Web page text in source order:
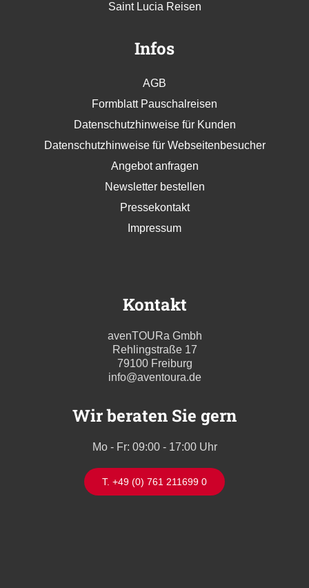
Saint Lucia Reisen
Infos
AGB
Formblatt Pauschalreisen
Datenschutzhinweise für Kunden
Datenschutzhinweise für Webseitenbesucher
Angebot anfragen
Newsletter bestellen
Pressekontakt
Impressum
Kontakt
avenTOURa Gmbh
Rehlingstraße 17
79100 Freiburg
info@aventoura.de
Wir beraten Sie gern
Mo - Fr: 09:00 - 17:00 Uhr
T. +49 (0) 761 211699 0